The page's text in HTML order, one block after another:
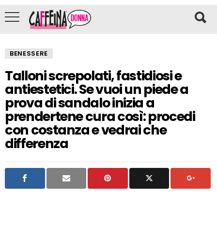
BENESSERE
Talloni screpolati, fastidiosi e
antiestetici. Se vuoi un piede a
prova di sandalo inizia a
prendertene cura così: procedi
con costanza e vedrai che
differenza